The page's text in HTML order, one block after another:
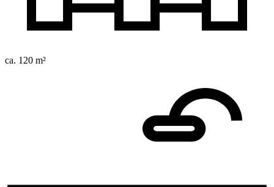
ca. 120 m²